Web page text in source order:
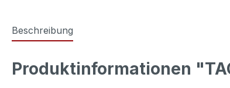
Beschreibung
Produktinformationen